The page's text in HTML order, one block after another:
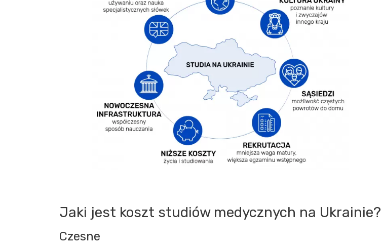
Jaki jest koszt studiów medycznych na Ukrainie?
Czesne